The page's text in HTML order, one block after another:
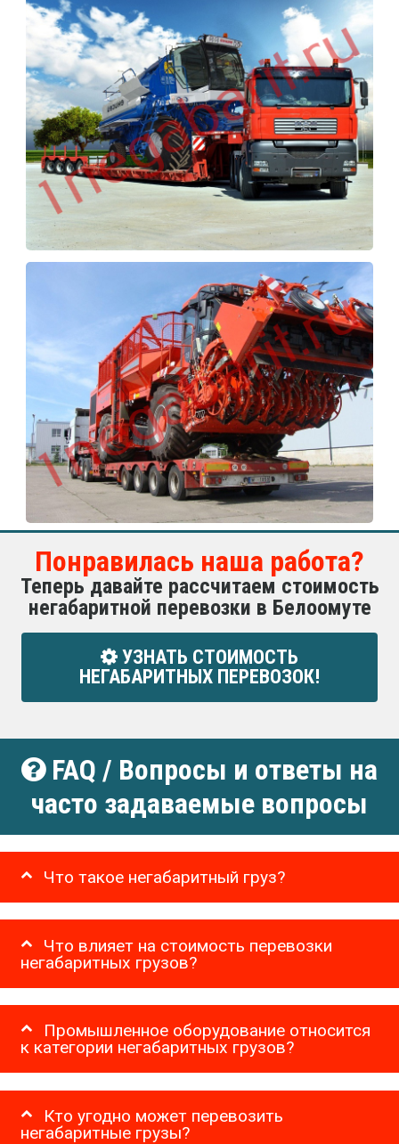
Понравилась наша работа?
Теперь давайте рассчитаем стоимость
негабаритной перевозки в Белоомуте
УЗНАТЬ СТОИМОСТЬ
НЕГАБАРИТНЫХ ПЕРЕВОЗОК!
FAQ / Вопросы и ответы на
часто задаваемые вопросы
Что такое негабаритный груз?
Что влияет на стоимость перевозки
негабаритных грузов?
Промышленное оборудование относится
к категории негабаритных грузов?
Кто угодно может перевозить
негабаритные грузы?